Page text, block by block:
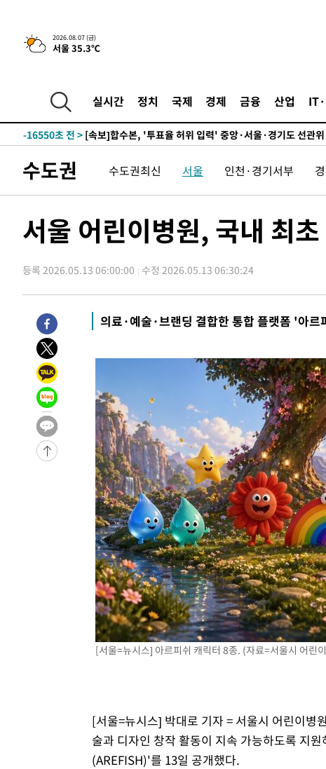
2026.08.07 (금)
서울 35.3℃
실시간 정치 국제 경제 금융 산업
-19712초 전 >민주 콩고 에볼라환자 4천명 돌파, 4053명 발생 1850명 사망
-18962초 전 >[속보]'300억원대 사기 혐의' 차가원 대표 구속 송치
-16669초 전 >
[속보]경찰·노동부, HL만도 평택사업장 끼임 사망 관련 압
-16550초 전 >
압수수색
-16305초 전 > [속보]원·달러 환율, 오전 9시 1423.8원
-16087초 전 >
[속보]코스닥, 5.95포인트(0.74%) 상승한 807.62개장
-16055초 전 >[속보]코스피, 6300선 재탈환…1.09% 오른 6365.07 개장
태
-12518초 전 >입추에도 극한더위…서울 낮 39도 '폭염중대경보'
례 큰 폭발음
-6197초 전 >[속보]美, 폴리실리콘 수입 규제…파생제품 15% 관세, 120일
-4348초 전 >[속보]트럼프, 美 원정출산 금지 행정명령 서명
-2048초 전 >
[속보] 뉴욕증시, 일제 하락 마감…나스닥 0.06%↓
-30781초 전 >
[속보]국힘 윤리위, '돌려차기 발언' 진종오·서범수 징계 절
-26106초 전 >
25.3%↑
-23266초 전 >
[속보]'채상병 순직 책임' 임성근, 항소심도 징역 3년
-23132초 전 >
[속보]종합특검, '관저이전 봐주기 감사' 유병호 구속기소
-19732초 전 >
민주 콩고 에볼라환자 4천명 돌파, 4053명 발생 1850명 사
-18982초 전 >
[속보]'300억원대 사기 혐의' 차가원 대표 구속 송치
-18176초 전 >
"미 전국적 살모네라 식중독 원인은 멕시코산 할라피뇨"--
[속보]경찰·노동부, HL만도 평택사업장 끼임 사망 관련 압
[속보]합수본, '투표율 허위 입력' 중앙·서울·경기도 선관
[속보]원·달러 환율, 오전 9시 1423.8원
[속보]삼성전자·SK하이닉스 동반 강보합…1%대 상승 출발
[속보]코스닥, 5.95포인트(0.74%) 상승한 807.62개장
[속보]코스피, 6300선 재탈환…1.09% 오른 6365.07 개장
시리아 다마스쿠스 교외에서 미니버스 폭발.. 14명 부상, 3
입추에도 극한더위…서울 낮 39도 '폭염중대경보'
이란, 호르무즈서 "적국 목표물들"과 대치로 남부 케슘섬에
[속보]美, 폴리실리콘 수입 규제…파생제품 15% 관세, 120
수도권 수도권최신 서울 인천·경기서부
서울 어린이병원, 국내 최
등록 2026.05.13 06:00:00 수정 2026.05.13 06:30:24
의료·예술·브랜딩 결합한 통합 플랫폼 '아르
[서울=뉴시스] 아르피쉬 캐릭터 8종. (자료=서울시 어린
[서울=뉴시스] 박대로 기자 = 서울시 어린이병
술과 디자인 창작 활동이 지속 가능하도록 지
(AREFISH)'를 13일 공개했다.